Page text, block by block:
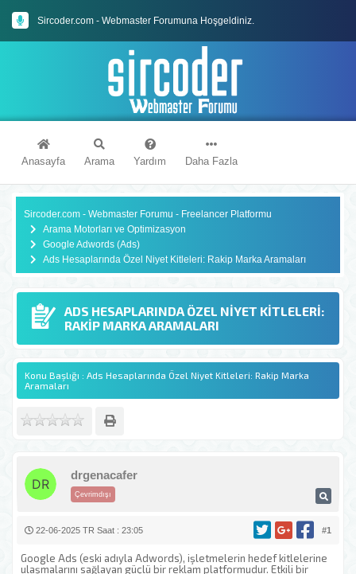
Sircoder.com - Webmaster Forumuna Hoşgeldiniz.
Anasayfa Arama Yardım Daha Fazla
Sircoder.com - Webmaster Forumu - Freelancer Platformu
Arama Motorları ve Optimizasyon
Google Adwords (Ads)
Ads Hesaplarında Özel Niyet Kitleleri: Rakip Marka Aramaları
ADS HESAPLARINDA ÖZEL NIYET KITLELERI:
RAKIP MARKA ARAMALARI
Konu Başlığı : Ads Hesaplarında Özel Niyet Kitleleri: Rakip Marka
Aramaları
Çevrimdışı
drgenacafer
#1
22-06-2025 TR Saat : 23:05
Google Ads (eski adıyla Adwords), işletmelerin hedef kitlelerine
ulaşmalarını sağlayan güçlü bir reklam platformudur. Etkili bir